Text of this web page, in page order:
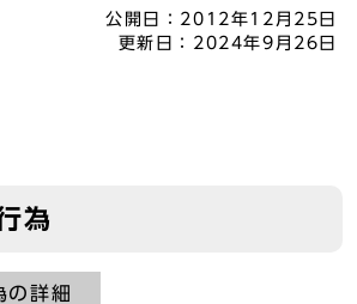
公開日： 2012年12月25日
更新日： 2024年9月26日
為
の詳細